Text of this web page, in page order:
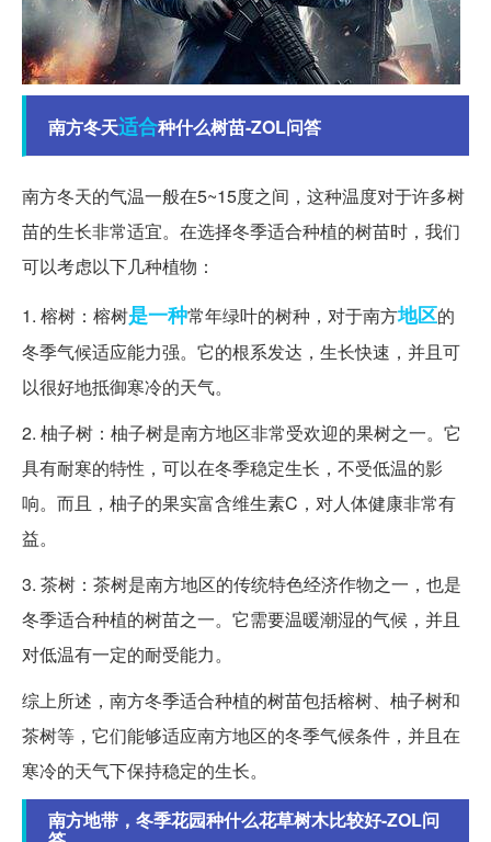
南方冬天适合种什么树苗-ZOL问答
南方冬天的气温一般在5~15度之间，这种温度对于许多树
苗的生长非常适宜。在选择冬季适合种植的树苗时，我们
可以考虑以下几种植物：
1. 榕树：榕树是一种常年绿叶的树种，对于南方地区的
冬季气候适应能力强。它的根系发达，生长快速，并且可
以很好地抵御寒冷的天气。
2. 柚子树：柚子树是南方地区非常受欢迎的果树之一。它
具有耐寒的特性，可以在冬季稳定生长，不受低温的影
响。而且，柚子的果实富含维生素C，对人体健康非常有
益。
3. 茶树：茶树是南方地区的传统特色经济作物之一，也是
冬季适合种植的树苗之一。它需要温暖潮湿的气候，并且
对低温有一定的耐受能力。
综上所述，南方冬季适合种植的树苗包括榕树、柚子树和
茶树等，它们能够适应南方地区的冬季气候条件，并且在
寒冷的天气下保持稳定的生长。
南方地带，冬季花园种什么花草树木比较好-ZOL问